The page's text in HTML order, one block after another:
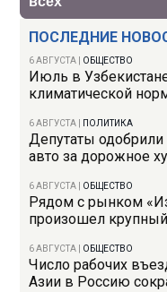
ПОСЛЕДНИЕ
6 АВГУСТА ОБЩЕСТВО
Июль в
климатической
6 АВГУСТА ПОЛИТИКА
Депутаты
авто за дорожное
6 АВГУСТА ОБЩЕСТВО
Рядом с рынком
произошел
6 АВГУСТА ОБЩЕСТВО
Число рабочих
Азии в Россию